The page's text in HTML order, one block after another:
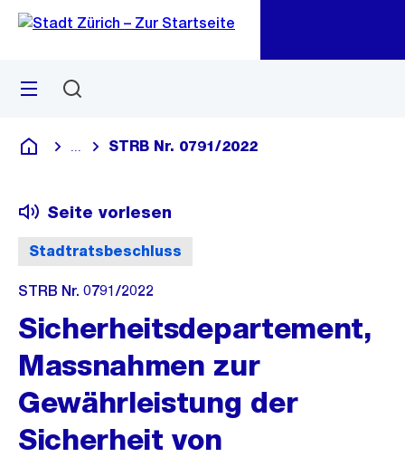
Navigation
Sprunglink
Menü
Deutsch
Blende alle Breadcrumbs ein
STRB Nr. 0791/2022
Stadtratsbeschluss
Seite vorlesen
STRB Nr. 0791/2022
Sicherheitsdepartement,
Massnahmen zur
Gewährleistung der
Sicherheit von